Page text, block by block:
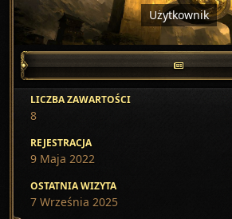
Użytkownik
LICZBA ZAWARTOŚCI
8
REJESTRACJA
9 Maja 2022
OSTATNIA WIZYTA
7 Września 2025